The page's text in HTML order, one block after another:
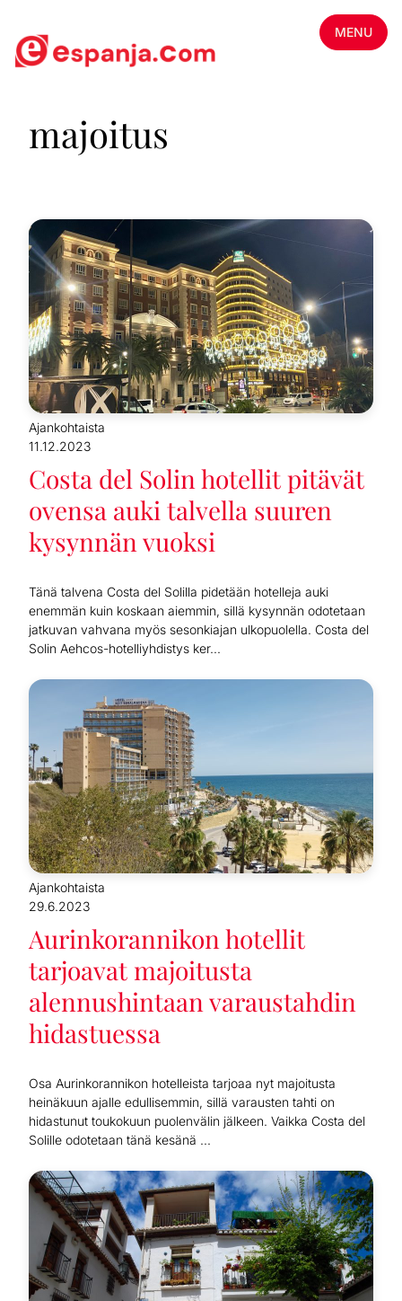
MENU
majoitus
Ajankohtaista
11.12.2023
Costa del Solin hotellit pitävät
ovensa auki talvella suuren
kysynnän vuoksi
Tänä talvena Costa del Solilla pidetään hotelleja auki
enemmän kuin koskaan aiemmin, sillä kysynnän odotetaan
jatkuvan vahvana myös sesonkiajan ulkopuolella. Costa del
Solin Aehcos-hotelliyhdistys ker...
Ajankohtaista
29.6.2023
Aurinkorannikon hotellit
tarjoavat majoitusta
alennushintaan varaustahdin
hidastuessa
Osa Aurinkorannikon hotelleista tarjoaa nyt majoitusta
heinäkuun ajalle edullisemmin, sillä varausten tahti on
hidastunut toukokuun puolenvälin jälkeen. Vaikka Costa del
Solille odotetaan tänä kesänä ...